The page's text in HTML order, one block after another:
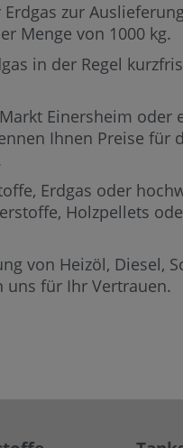
zur
Menge von 1000 kg.
in der Regel
Einersheim oder
Ihnen Preise für
Erdgas oder
Holzpellets
von Heizöl, Diesel,
uns für Ihr Vertrauen.